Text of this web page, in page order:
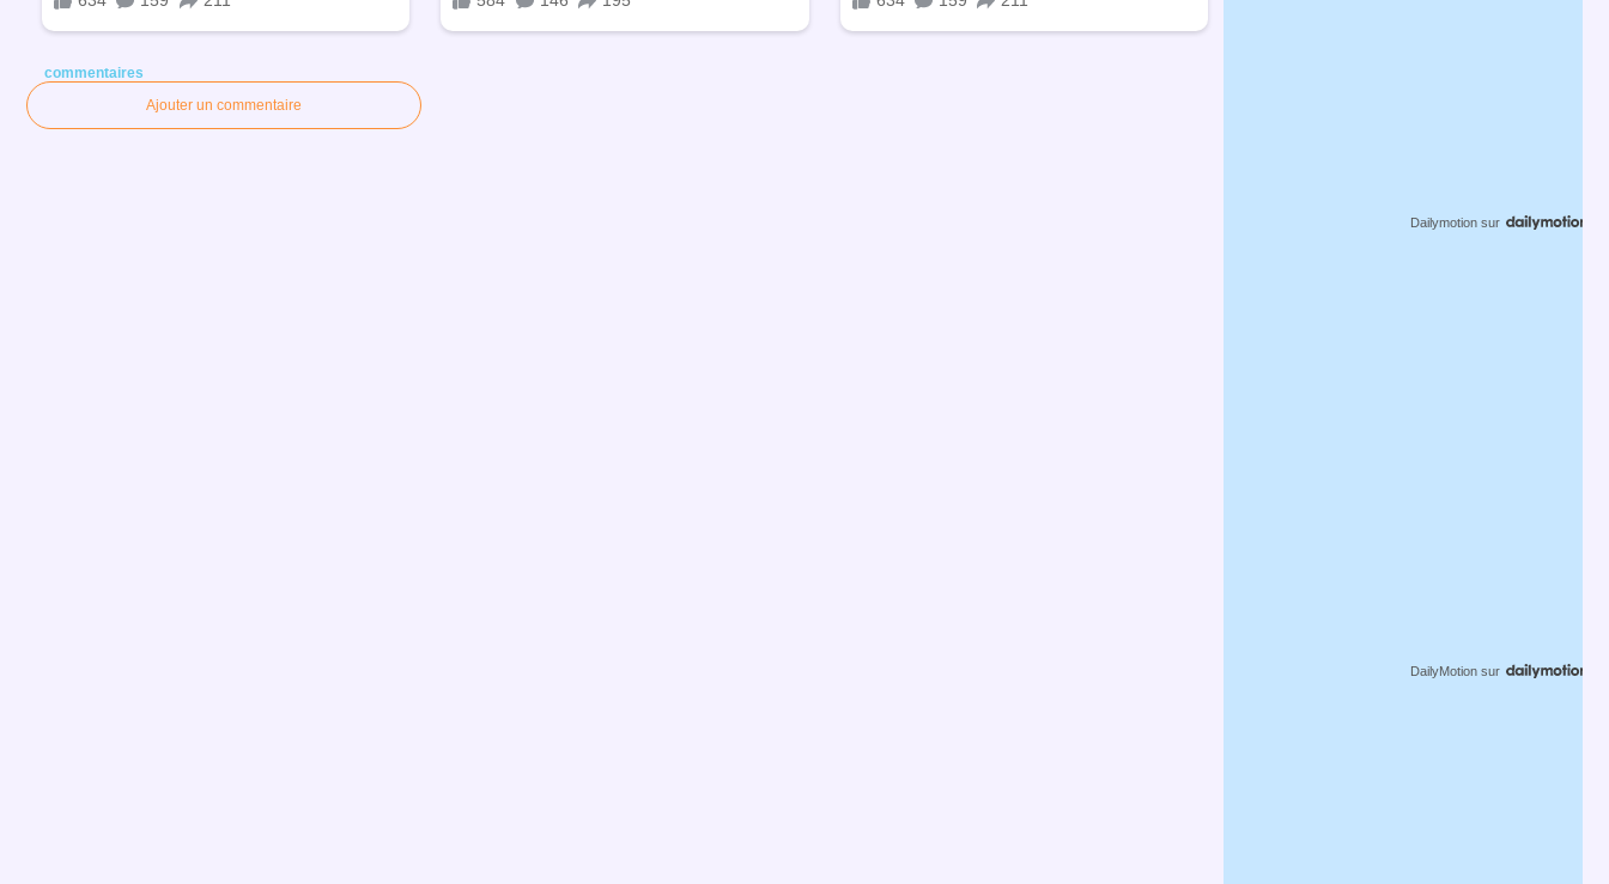
commentaires
Ajouter un commentaire
Dailymotion sur
DailyMotion sur